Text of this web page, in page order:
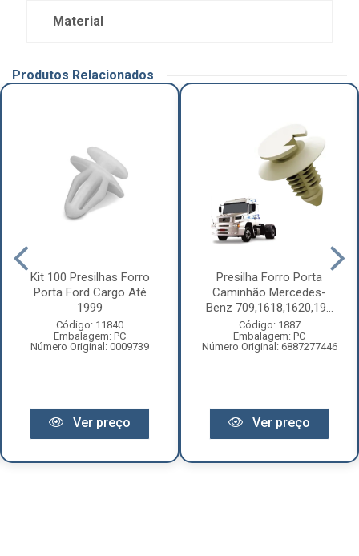
Material
Produtos Relacionados
Kit 100 Presilhas Forro
Porta Ford Cargo Até
1999
Código: 11840
Embalagem: PC
Número Original: 0009739
Ver preço
Presilha Forro Porta
Caminhão Mercedes-
Benz 709,1618,1620,19...
Código: 1887
Embalagem: PC
Número Original: 6887277446
Ver preço